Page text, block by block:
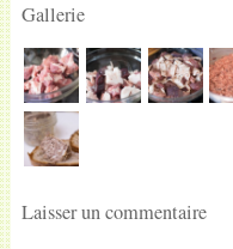
Gallerie
Laisser un commentaire